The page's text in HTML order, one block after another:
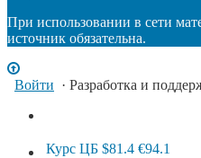
При использовании в сети
источник обязательна.
Войти · Разработка и
Курс ЦБ $81.4 €94.1